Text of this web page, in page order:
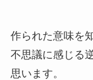
作られた意味を
不思議に感じる
思います。